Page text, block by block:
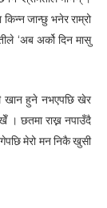
जान्छु भनेर राम्रो
‘अब अर्को दिन मासु
खान हुने नभएपछि खेर
। छतमा राख्न नपाउँदै
मेरो मन निकै खुसी